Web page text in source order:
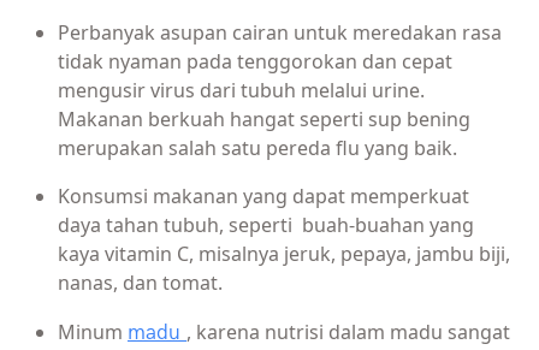
Perbanyak asupan cairan untuk meredakan rasa
tidak nyaman pada tenggorokan dan cepat
mengusir virus dari tubuh melalui urine.
Makanan berkuah hangat seperti sup bening
merupakan salah satu pereda flu yang baik.
Konsumsi makanan yang dapat memperkuat
daya tahan tubuh, seperti buah-buahan yang
kaya vitamin C, misalnya jeruk, pepaya, jambu biji,
nanas, dan tomat.
Minum madu , karena nutrisi dalam madu sangat